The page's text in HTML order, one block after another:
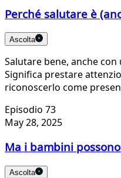
Perché salutare è
Ascolta
Salutare bene, anche
Significa prestare
riconoscerlo come
Episodio 73
May 28, 2025
Ma i bambini
Ascolta